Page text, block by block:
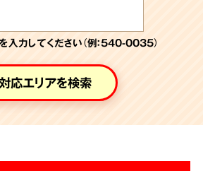
入力してください（例：540-0035）
応エリアを検索